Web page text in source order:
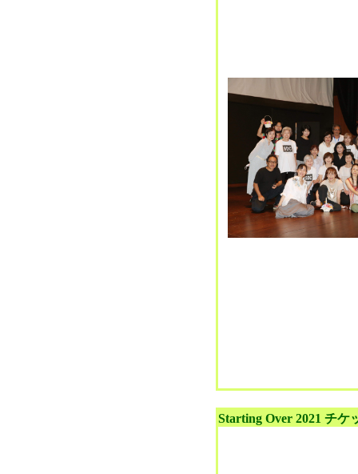
Starting Over 2021 チケ